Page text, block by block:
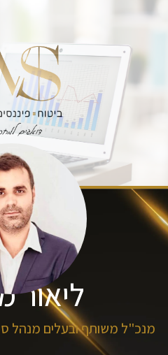
ליאור
מנכ"ל משותף ובעלים מנהל